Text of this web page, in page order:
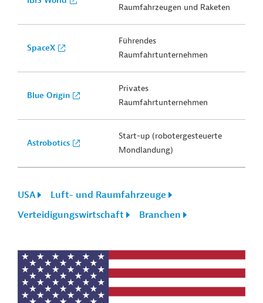
Raumfahrzeugen und Raketen
SpaceX
Führendes
Raumfahrtunternehmen
Blue Origin
Privates
Raumfahrtunternehmen
Astrobotics
Start-up (robotergesteuerte
Mondlandung)
USA
Luft- und Raumfahrzeuge
Verteidigungswirtschaft
Branchen